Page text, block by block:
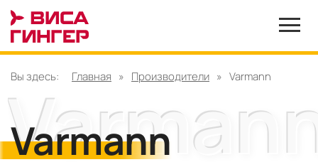
Вы здесь: Главная » Производители » Varmann
Varmann